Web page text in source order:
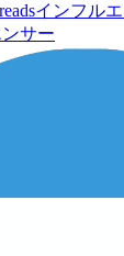
インフル
サー